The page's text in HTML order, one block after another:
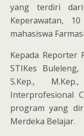
yang terdiri
Keperawatan,
mahasiswa
Kepada Reporter
STIKes
S.Kep.,
Interprofesional
program yang
Merdeka Belajar.